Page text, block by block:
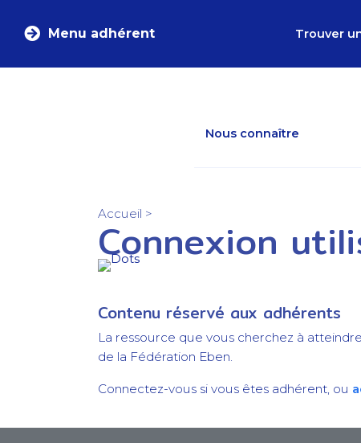
Menu adhérent Trouver
Nous connaître
Accueil >
Connexion
Contenu réservé aux adhérents
La ressource que vous cherchez à
de la Fédération Eben.
Connectez-vous si vous êtes adhérent, ou